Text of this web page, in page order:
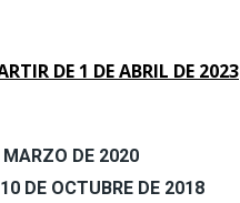
DE 1 DE ABRIL DE 2023
MARZO DE 2020
DE OCTUBRE DE 2018